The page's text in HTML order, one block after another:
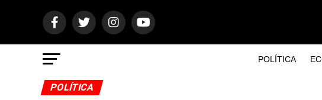
POLÍTICA
POLÍTICA